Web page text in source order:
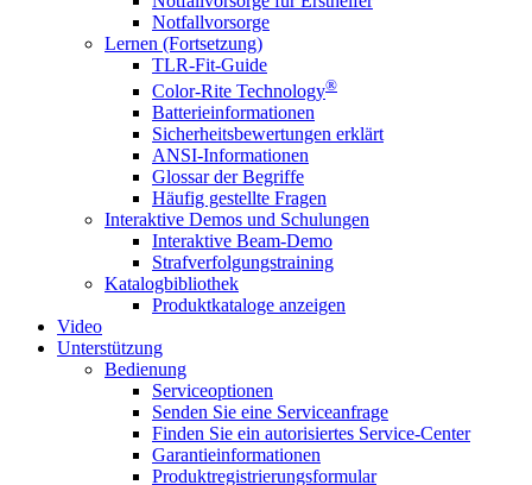
Notfallvorsorge
Lernen (Fortsetzung)
TLR-Fit-Guide
Color-Rite Technology®
Batterieinformationen
Sicherheitsbewertungen erklärt
ANSI-Informationen
Glossar der Begriffe
Häufig gestellte Fragen
Interaktive Demos und Schulungen
Interaktive Beam-Demo
Strafverfolgungstraining
Katalogbibliothek
Produktkataloge anzeigen
Video
Unterstützung
Bedienung
Serviceoptionen
Senden Sie eine Serviceanfrage
Finden Sie ein autorisiertes Service-Center
Garantieinformationen
Produktregistrierungsformular